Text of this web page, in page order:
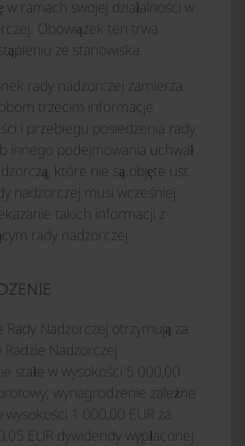
w ramach swojej działalności w
Obowiązek ten trwa
ze stanowiska.
rady nadzorczej zamierza
trzecim informacje
i przebiegu posiedzenia rady
innego podejmowania uchwał
które nie są objęte ust.
nadzorczej musi wcześniej
takich informacji z
rady nadzorczej.
Rady Nadzorczej otrzymują za
Radzie Nadzorczej
stałe w wysokości 5 000,00
wynagrodzenie zależne
1 000,00 EUR za
EUR dywidendy wypłaconej